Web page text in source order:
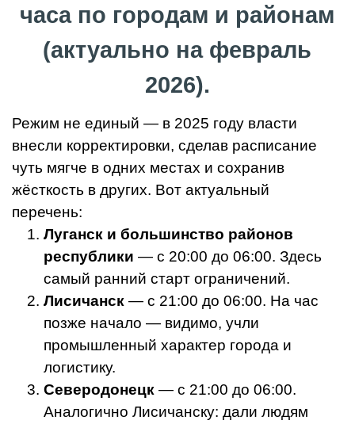
часа по городам и районам
(актуально на февраль
2026).
Режим не единый — в 2025 году власти
внесли корректировки, сделав расписание
чуть мягче в одних местах и сохранив
жёсткость в других. Вот актуальный
перечень:
Луганск и большинство районов
республики — с 20:00 до 06:00. Здесь
самый ранний старт ограничений.
Лисичанск — с 21:00 до 06:00. На час
позже начало — видимо, учли
промышленный характер города и
логистику.
Северодонецк — с 21:00 до 06:00.
Аналогично Лисичанску: дали людям